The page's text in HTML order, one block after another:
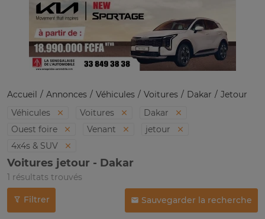
Accueil Annonces Véhicules Voitures Dakar
Jetour
Véhicules
Voitures
Dakar
Ouest foire
Venant
jetour
4x4s & SUV
Voitures jetour - Dakar
1 résultats trouvés
Filtrer Sauvegarder la recherche